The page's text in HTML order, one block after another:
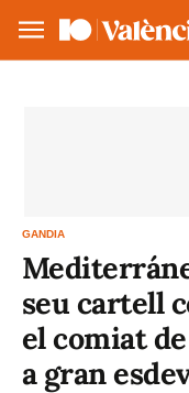
GANDIA
seu cartell
el comiat
a gran